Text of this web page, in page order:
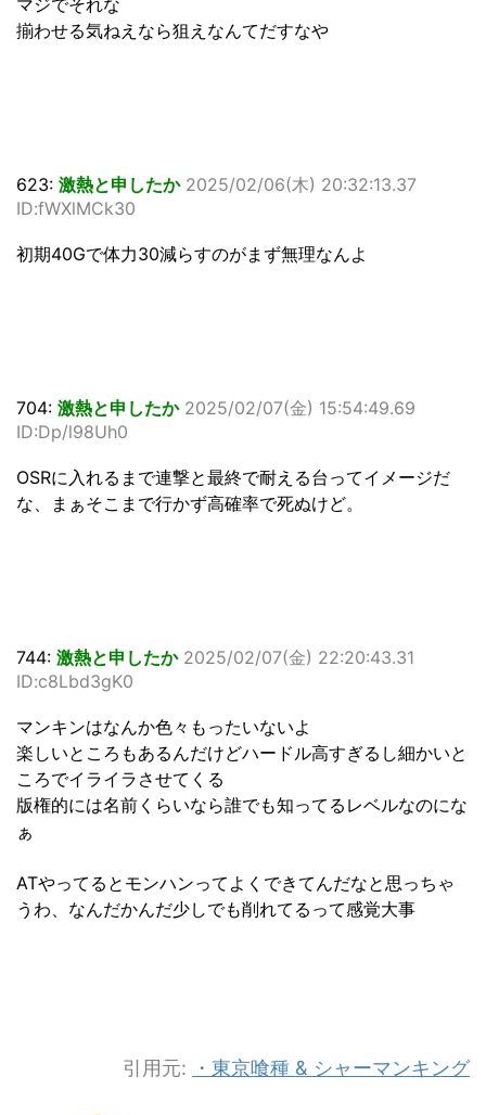
マジでそれな
揃わせる気ねえなら狙えなんてだすなや
623: 激熱と申したか 2025/02/06(木) 20:32:13.37
ID:fWXlMCk30
初期40Gで体力30減らすのがまず無理なんよ
704: 激熱と申したか 2025/02/07(金) 15:54:49.69
ID:Dp/l98Uh0
OSRに入れるまで連撃と最終で耐える台ってイメージだ
な、まぁそこまで行かず高確率で死ぬけど。
744: 激熱と申したか 2025/02/07(金) 22:20:43.31
ID:c8Lbd3gK0
マンキンはなんか色々もったいないよ
楽しいところもあるんだけどハードル高すぎるし細かいと
ころでイライラさせてくる
版権的には名前くらいなら誰でも知ってるレベルなのにな
ぁ
ATやってるとモンハンってよくできてんだなと思っちゃ
うわ、なんだかんだ少しでも削れてるって感覚大事
引用元: ・東京喰種 & シャーマンキング